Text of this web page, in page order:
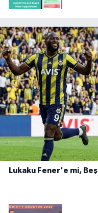
Lukaku Fener'e mi,